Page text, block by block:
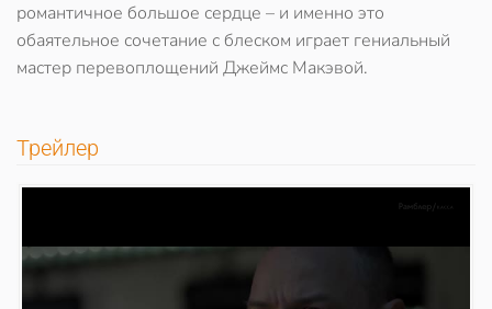
романтичное большое сердце – и именно это
обаятельное сочетание с блеском играет гениальный
мастер перевоплощений Джеймс Макэвой.
Трейлер